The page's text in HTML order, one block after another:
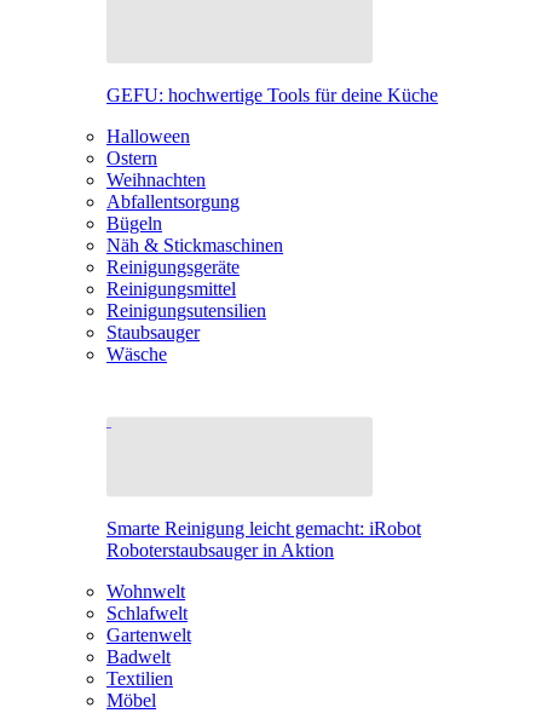
GEFU: hochwertige Tools für deine Küche
Halloween
Ostern
Weihnachten
Abfallentsorgung
Bügeln
Näh & Stickmaschinen
Reinigungsgeräte
Reinigungsmittel
Reinigungsutensilien
Staubsauger
Wäsche
Smarte Reinigung leicht gemacht: iRobot
Roboterstaubsauger in Aktion
Wohnwelt
Schlafwelt
Gartenwelt
Badwelt
Textilien
Möbel